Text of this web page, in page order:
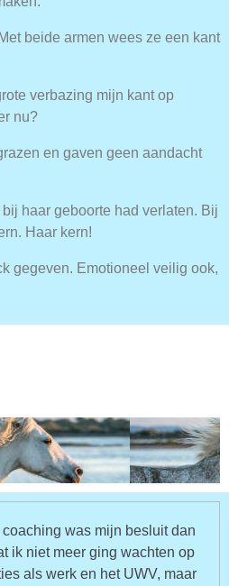
beide armen wees ze een kant
verbazing mijn kant op
nu?
en gaven geen aandacht
haar geboorte had verlaten. Bij
Haar kern!
gegeven. Emotioneel veilig ook,
coaching was mijn besluit dan
ik niet meer ging wachten op
als werk en het UWV, maar